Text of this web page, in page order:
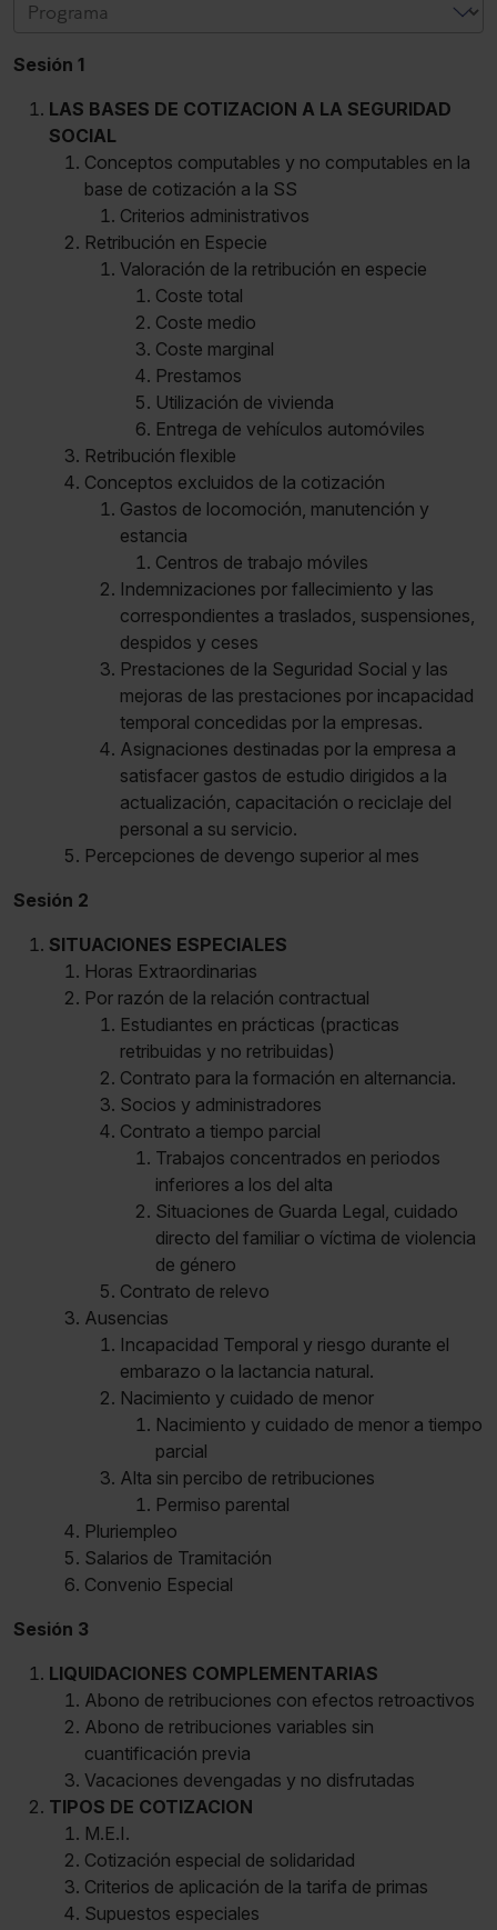
Sesión 1
LAS BASES DE COTIZACION A LA SEGURIDAD
SOCIAL
Conceptos computables y no computables en la
base de cotización a la SS
Criterios administrativos
Retribución en Especie
Valoración de la retribución en especie
Coste total
Coste medio
Coste marginal
Prestamos
Utilización de vivienda
Entrega de vehículos automóviles
Retribución flexible
Conceptos excluidos de la cotización
Gastos de locomoción, manutención y
estancia
Centros de trabajo móviles
Indemnizaciones por fallecimiento y las
correspondientes a traslados, suspensiones,
despidos y ceses
Prestaciones de la Seguridad Social y las
mejoras de las prestaciones por incapacidad
temporal concedidas por la empresas.
Asignaciones destinadas por la empresa a
satisfacer gastos de estudio dirigidos a la
actualización, capacitación o reciclaje del
personal a su servicio.
Percepciones de devengo superior al mes
Sesión 2
SITUACIONES ESPECIALES
Horas Extraordinarias
Por razón de la relación contractual
Estudiantes en prácticas (practicas
retribuidas y no retribuidas)
Contrato para la formación en alternancia.
Socios y administradores
Contrato a tiempo parcial
Trabajos concentrados en periodos
inferiores a los del alta
Situaciones de Guarda Legal, cuidado
directo del familiar o víctima de violencia
de género
Contrato de relevo
Ausencias
Incapacidad Temporal y riesgo durante el
embarazo o la lactancia natural.
Nacimiento y cuidado de menor
Nacimiento y cuidado de menor a tiempo
parcial
Alta sin percibo de retribuciones
Permiso parental
Pluriempleo
Salarios de Tramitación
Convenio Especial
Sesión 3
LIQUIDACIONES COMPLEMENTARIAS
Abono de retribuciones con efectos retroactivos
Abono de retribuciones variables sin
cuantificación previa
Vacaciones devengadas y no disfrutadas
TIPOS DE COTIZACION
M.E.I.
Cotización especial de solidaridad
Criterios de aplicación de la tarifa de primas
Supuestos especiales